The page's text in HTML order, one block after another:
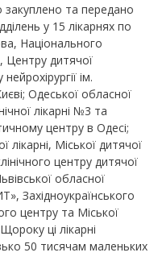
та передано
у 15 лікарнях по
Національного
дитячої
нейрохірургії ім.
Одеської обласної
лікарні №3 та
центру в Одесі;
лікарні, Міської дитячої
центру дитячої
обласної
Західноукраїнського
центру та Міської
ці лікарні
50 тисячам маленьких